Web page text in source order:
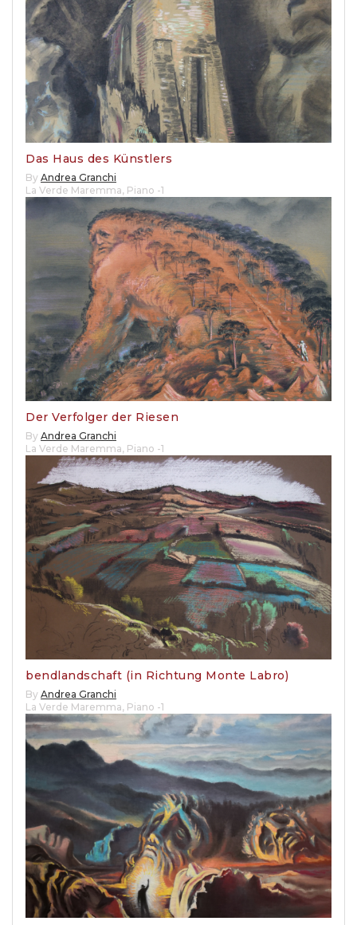
Das Haus des Künstlers
By Andrea Granchi
La Verde Maremma, Piano -1
Der Verfolger der Riesen
By Andrea Granchi
La Verde Maremma, Piano -1
bendlandschaft (in Richtung Monte Labro)
By Andrea Granchi
La Verde Maremma, Piano -1